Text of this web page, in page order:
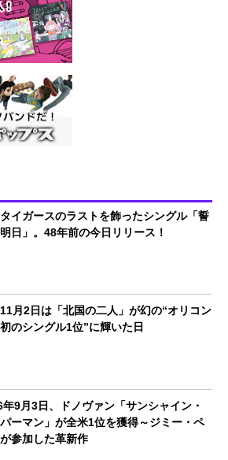
イガースのラストを飾ったシングル「誓
日」。48年前の今日リリース！
月2日は「北国の二人」が幻の“オリコン
のシングル1位”に輝いた日
9月3日、ドノヴァン「サンシャイン・
ーマン」が全米1位を獲得～ジミー・ペ
参加した革新作